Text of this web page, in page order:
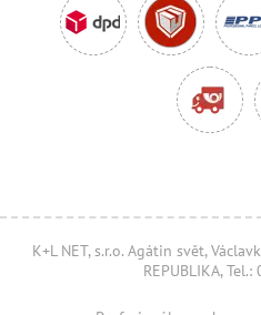
K+L NET, s.r.o. Agátin svět,
REPUBLIKA,